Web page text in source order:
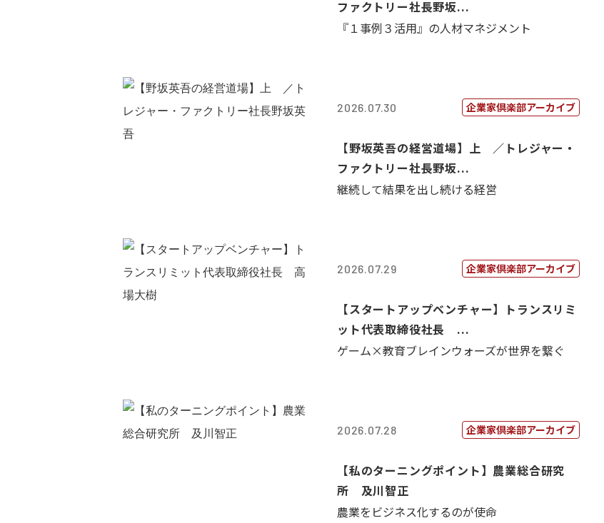
ファクトリー社長野坂...
『１事例３活用』の人材マネジメント
2026.07.30 企業家倶楽部アーカイブ
【野坂英吾の経営道場】上 ／トレジャー・
ファクトリー社長野坂...
継続して結果を出し続ける経営
2026.07.29 企業家倶楽部アーカイブ
【スタートアップベンチャー】トランスリミ
ット代表取締役社長 ...
ゲーム×教育ブレインウォーズが世界を繋ぐ
2026.07.28 企業家倶楽部アーカイブ
【私のターニングポイント】農業総合研究
所 及川智正
農業をビジネス化するのが使命